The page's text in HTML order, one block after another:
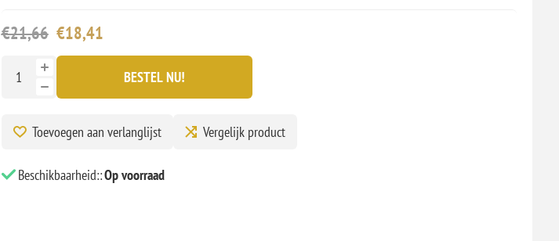
€21,66 €18,41
BESTEL NU!
Toevoegen aan verlanglijst Vergelijk product
Beschikbaarheid::Op voorraad